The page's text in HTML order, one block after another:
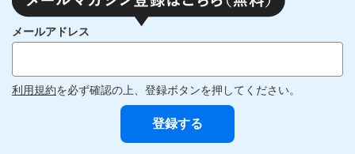
メールアドレス
利用規約を必ず確認の上、登録ボタンを押してください。